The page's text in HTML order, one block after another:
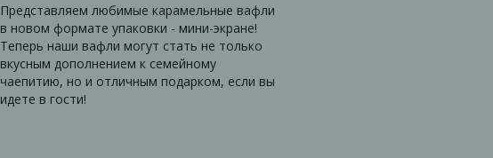
Представляем любимые карамельные вафли
в новом формате упаковки - мини-экране!
Теперь наши вафли могут стать не только
вкусным дополнением к семейному
чаепитию, но и отличным подарком, если вы
идете в гости!